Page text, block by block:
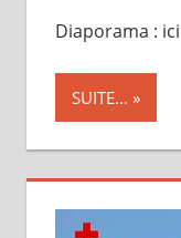
Diaporama : ici
SUITE...